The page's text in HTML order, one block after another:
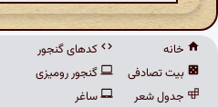
خانه
بیت تصادفی
جدول شعر
کدهای گنجور
گنجور رومیزی
ساغر